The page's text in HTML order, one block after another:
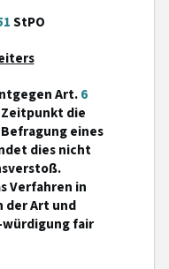
StPO
Art.6
Zeitpunkt die
eines
dies nicht
Verfahren in
der Art und
würdigung fair